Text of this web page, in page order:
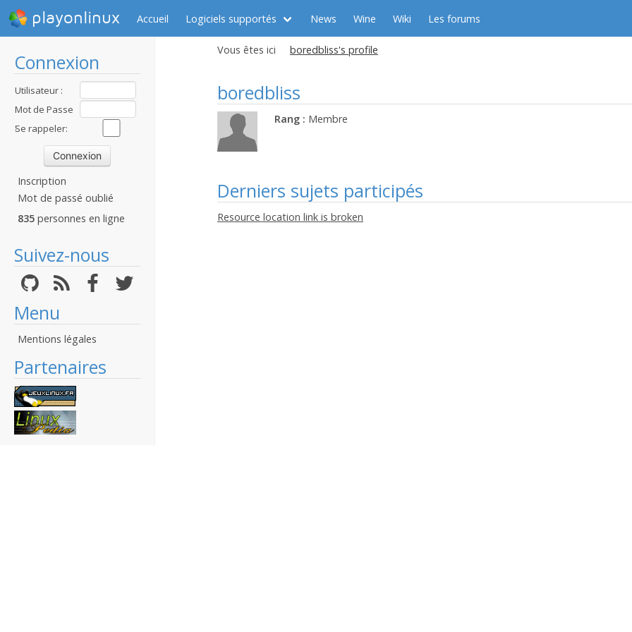
playonlinux Accueil Logiciels supportés News Wine Wiki Les forums
Connexion
Utilisateur :
Mot de Passe
:Se rappeler:
Inscription
Mot de passé oublié
835 personnes en ligne
Suivez-nous
Menu
Mentions légales
Partenaires
Vous êtes ici boredbliss's profile
boredbliss
Rang : Membre
Derniers sujets participés
Resource location link is broken